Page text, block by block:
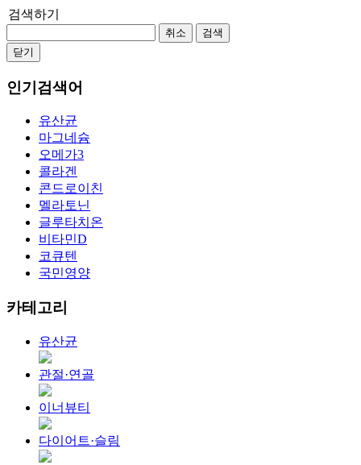
검색하기
취소
검색
닫기
인기검색어
유산균
마그네슘
오메가3
콜라겐
콘드로이친
멜라토닌
글루타치온
비타민D
코큐텐
국민영양
카테고리
유산균
관절·연골
이너뷰티
다이어트·슬림